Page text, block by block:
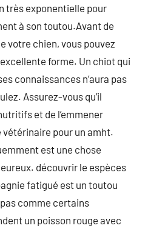
très exponentielle pour
à son toutou.Avant de
votre chien, vous pouvez
forme. Un chiot qui
connaissances n’aura pas
Assurez-vous qu’il
et de l’emmener
pour un amht.
est une chose
découvrir le espèces
fatigué est un toutou
comme certains
un poisson rouge avec